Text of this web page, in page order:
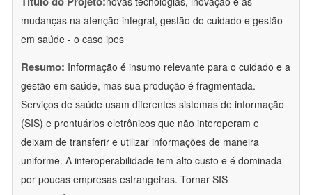
mudanças na atenção integral, gestão do cuidado e gestão
em saúde - o caso ipes
Resumo: Informação é insumo relevante para o cuidado e a
gestão em saúde, mas sua produção é fragmentada.
Serviços de saúde usam diferentes sistemas de informação
(SIS) e prontuários eletrônicos que não interoperam e
deixam de transferir e utilizar informações de maneira
uniforme. A interoperabilidade tem alto custo e é dominada
por poucas empresas estrangeiras. Tornar SIS